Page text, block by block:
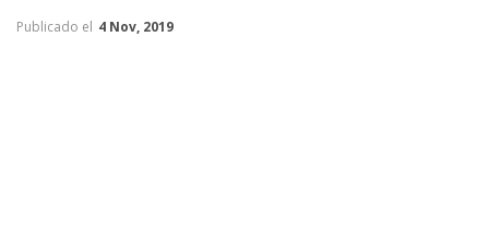
Publicado el 4 Nov, 2019